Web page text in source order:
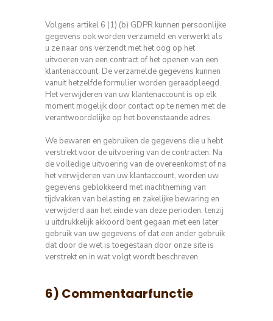
Volgens artikel 6 (1) (b) GDPR kunnen persoonlijke
gegevens ook worden verzameld en verwerkt als
u ze naar ons verzendt met het oog op het
uitvoeren van een contract of het openen van een
klantenaccount. De verzamelde gegevens kunnen
vanuit hetzelfde formulier worden geraadpleegd.
Het verwijderen van uw klantenaccount is op elk
moment mogelijk door contact op te nemen met de
verantwoordelijke op het bovenstaande adres.
We bewaren en gebruiken de gegevens die u hebt
verstrekt voor de uitvoering van de contracten. Na
de volledige uitvoering van de overeenkomst of na
het verwijderen van uw klantaccount, worden uw
gegevens geblokkeerd met inachtneming van
tijdvakken van belasting en zakelijke bewaring en
verwijderd aan het einde van deze perioden, tenzij
u uitdrukkelijk akkoord bent gegaan met een later
gebruik van uw gegevens of dat een ander gebruik
dat door de wet is toegestaan door onze site is
verstrekt en in wat volgt wordt beschreven.
6) Commentaarfunctie